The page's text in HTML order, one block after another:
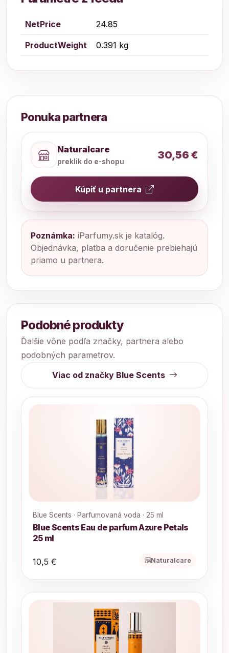
NetPrice 24.85
ProductWeight 0.391 kg
Ponuka partnera
Naturalcare
preklik do e-shopu
30,56 €
Kúpiť u partnera
Poznámka: iParfumy.sk je katalóg.
Objednávka, platba a doručenie prebiehajú
priamo u partnera.
Podobné produkty
Ďalšie vône podľa značky, partnera alebo
podobných parametrov.
Viac od značky Blue Scents
Blue Scents · Parfumovaná voda · 25 ml
Blue Scents Eau de parfum Azure Petals
25 ml
10,5 € Naturalcare